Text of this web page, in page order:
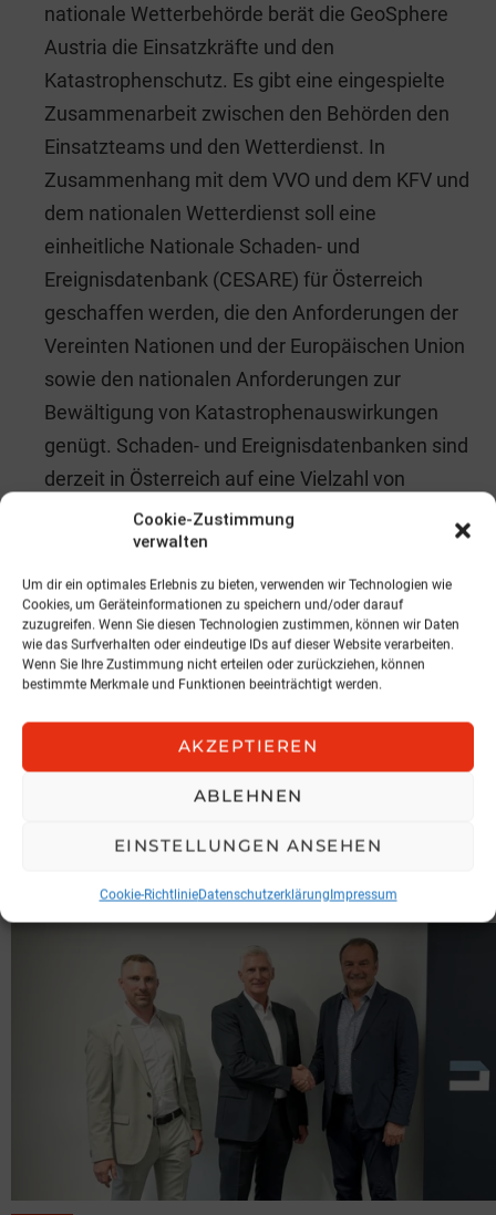
Cookie-Zustimmung
verwalten
Um dir ein optimales Erlebnis zu bieten, verwenden wir Technologien wie
Cookies, um Geräteinformationen zu speichern und/oder darauf
zuzugreifen. Wenn Sie diesen Technologien zustimmen, können wir Daten
wie das Surfverhalten oder eindeutige IDs auf dieser Website verarbeiten.
Wenn Sie Ihre Zustimmung nicht erteilen oder zurückziehen, können
bestimmte Merkmale und Funktionen beeinträchtigt werden.
AKZEPTIEREN
ABLEHNEN
EINSTELLUNGEN ANSEHEN
Cookie-RichtlinieDatenschutzerklärungImpressum
nationale Wetterbehörde berät die GeoSphere
Austria die Einsatzkräfte und den
Katastrophenschutz. Es gibt eine eingespielte
Zusammenarbeit zwischen den Behörden den
Einsatzteams und den Wetterdienst. In
Zusammenhang mit dem VVO und dem KFV und
dem nationalen Wetterdienst soll eine
einheitliche Nationale Schaden- und
Ereignisdatenbank (CESARE) für Österreich
geschaffen werden, die den Anforderungen der
Vereinten Nationen und der Europäischen Union
sowie den nationalen Anforderungen zur
Bewältigung von Katastrophenauswirkungen
genügt. Schaden- und Ereignisdatenbanken sind
derzeit in Österreich auf eine Vielzahl von
Institutionen und Organisationen verteilt. Eine
konsistente und kuratierte Datenbank, welche
verschiedenste Gefährdungen als ‘one-stop-
shop’ erfasst, gibt es allerdings bislang noch
nicht.
See Vorheriger Artikel
Zentrale wird revitalisiert
Geldwäsche: Einigung auf schärfere
MEHR AUS: NEWS